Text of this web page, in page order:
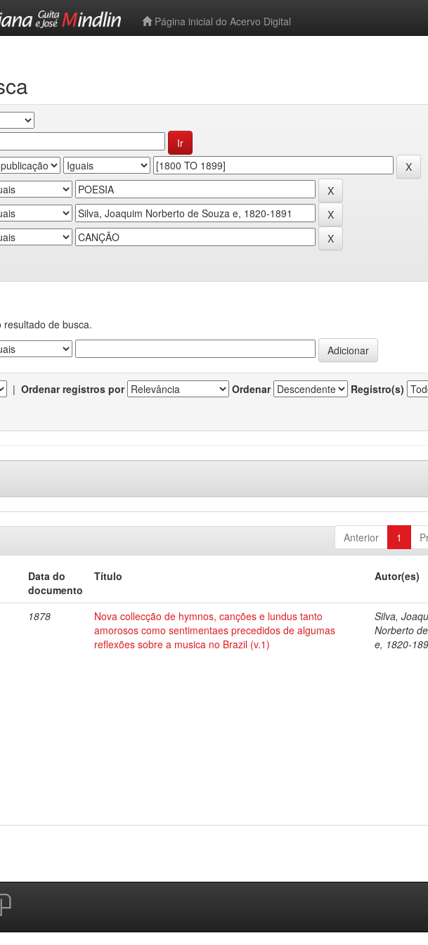
Página inicial do Acervo Digital
de busca.
| Ordenar registros por Ordenar Registro(s)
Anterior 1
Data do
documento
Título Autor(es)
1878
Nova collecção de hymnos, canções e lundus tanto
amorosos como sentimentaes precedidos de algumas
reflexões sobre a musica no Brazil (v.1)
Silva,
Norberto
e, 1820-